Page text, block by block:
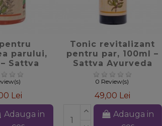
parului,
Sattva
Lei
Adauga in
Tonic revitalizant
pentru par, 100ml –
Sattva Ayurveda
0 Review(s)
49,00 Lei
Adauga in